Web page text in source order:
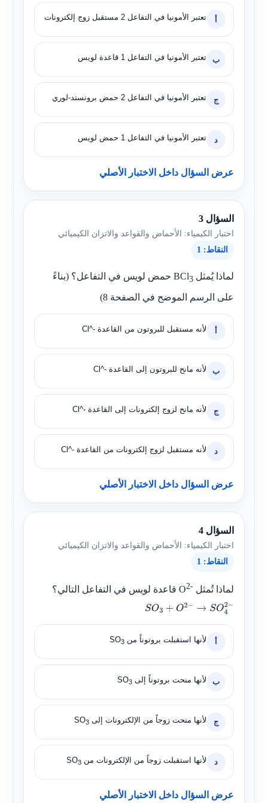
تعتبر الأمونيا في التفاعل 2 مستقبل زوج إلكترونات
ب تعتبر الأمونيا في التفاعل 1 قاعدة لويس
ج تعتبر الأمونيا في التفاعل 2 حمض برونستد-لوري
د تعتبر الأمونيا في التفاعل 1 حمض لويس
عرض السؤال داخل الاختبار الأصلي
السؤال 3
اختبار الكيمياء: الأحماض والقواعد والاتزان الكيميائي
النقاط: 1
لماذا يُمثل BCl3
حمض لويس في التفاعل؟ (بناءً
على الرسم الموضح في الصفحة 8)
لأنه مستقبل للبروتون من القاعدة Cl^-
ب لأنه مانح للبروتون إلى القاعدة Cl^-
ج لأنه مانح لزوج إلكترونات إلى القاعدة Cl^-
د لأنه مستقبل لزوج إلكترونات من القاعدة Cl^-
عرض السؤال داخل الاختبار الأصلي
السؤال 4
اختبار الكيمياء: الأحماض والقواعد والاتزان الكيميائي
النقاط: 1
لماذا تُمثل O2-
قاعدة لويس في التفاعل التالي؟
SO3 +O 2−→ SO 42−
لأنها استقبلت بروتوناً من SO3
ب لأنها منحت بروتوناً إلى SO3
ج لأنها منحت زوجاً من الإلكترونات إلى SO3
د لأنها استقبلت زوجاً من الإلكترونات من SO3
عرض السؤال داخل الاختبار الأصلي